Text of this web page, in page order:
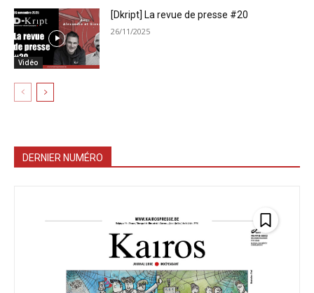
Vidéo
[Dkript] La revue de presse #20
26/11/2025
DERNIER NUMÉRO